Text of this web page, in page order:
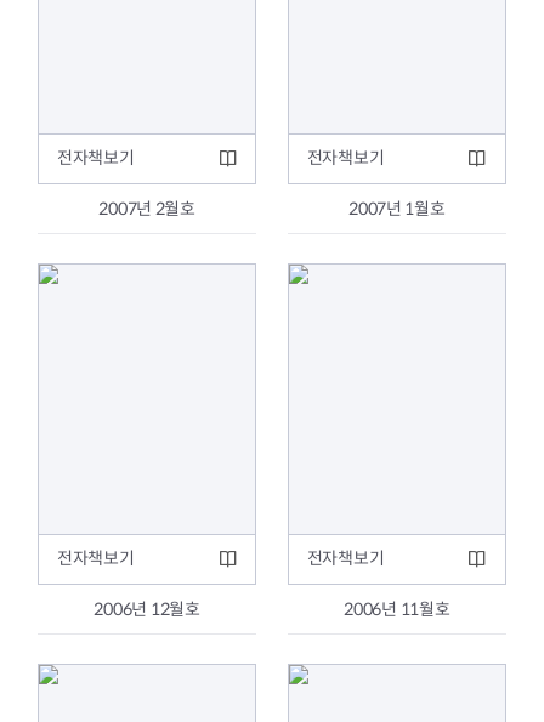
전자책보기
2007년 2월호
전자책보기
2007년 1월호
전자책보기
2006년 12월호
전자책보기
2006년 11월호